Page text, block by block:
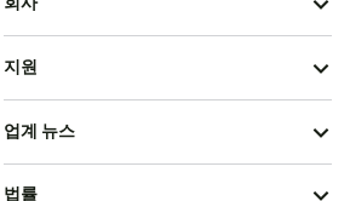
지원
업계 뉴스
법률